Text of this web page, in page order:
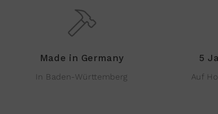
Made in Germany
In Baden-Württemberg
5
Auf